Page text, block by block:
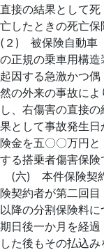
直接の結果として死
亡したときの死亡保
(２) 被保険自動車
の正規の乗車用構
起因する急激かつ偶
然の外来の事故に
し、右傷害の直接の
果として事故発生
険金を五〇〇万円と
する搭乗者傷害保険
(六) 本件保険契
険契約者が第二回目
以降の分割保険料
期日後一か月を経過
した後もその払込